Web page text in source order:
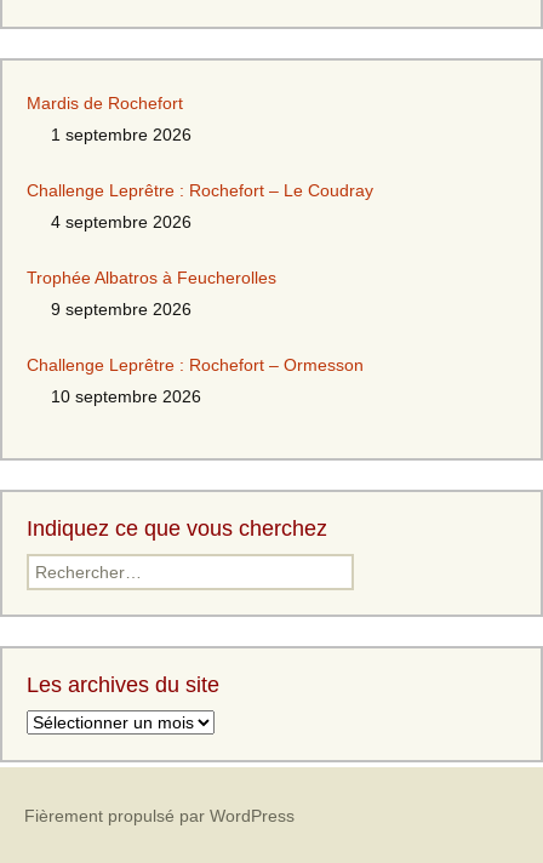
Mardis de Rochefort
1 septembre 2026
Challenge Leprêtre : Rochefort – Le Coudray
4 septembre 2026
Trophée Albatros à Feucherolles
9 septembre 2026
Challenge Leprêtre : Rochefort – Ormesson
10 septembre 2026
Indiquez ce que vous cherchez
Les archives du site
Fièrement propulsé par WordPress